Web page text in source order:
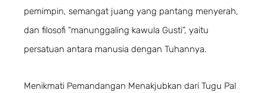
pemimpin, semangat juang yang pantang menyerah,
dan filosofi “manunggaling kawula Gusti”, yaitu
persatuan antara manusia dengan Tuhannya.
Menikmati Pemandangan Menakjubkan dari Tugu Pal